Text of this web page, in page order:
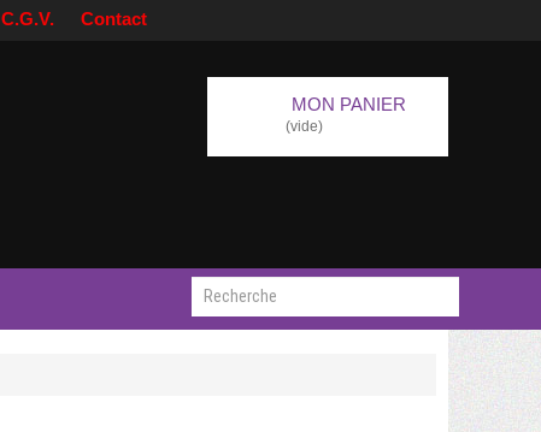
C.G.V. Contact
MON PANIER
(vide)